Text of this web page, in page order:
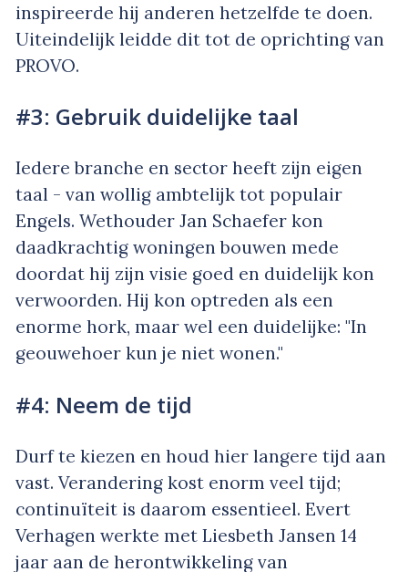
inspireerde hij anderen hetzelfde te doen.
Uiteindelijk leidde dit tot de oprichting van
PROVO.
#3: Gebruik duidelijke taal
Iedere branche en sector heeft zijn eigen
taal - van wollig ambtelijk tot populair
Engels. Wethouder Jan Schaefer kon
daadkrachtig woningen bouwen mede
doordat hij zijn visie goed en duidelijk kon
verwoorden. Hij kon optreden als een
enorme hork, maar wel een duidelijke: "In
geouwehoer kun je niet wonen."
#4: Neem de tijd
Durf te kiezen en houd hier langere tijd aan
vast. Verandering kost enorm veel tijd;
continuïteit is daarom essentieel. Evert
Verhagen werkte met Liesbeth Jansen 14
jaar aan de herontwikkeling van